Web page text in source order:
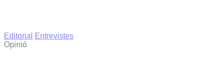
Editorial
Entrevistes
Opinió